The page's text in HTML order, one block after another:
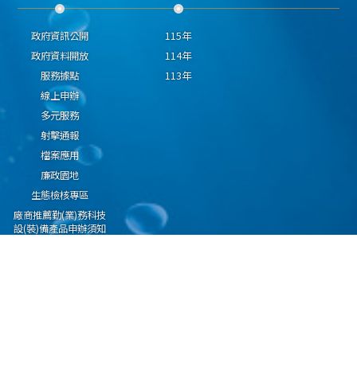
政府資訊公開
政府資料開放
服務據點
線上申辦
多元服務
射擊通報
檔案應用
廉政園地
生態檢核專區
廠商推薦勤(業)務科技
設(裝)備產品申辦須知
115年
114年
113年